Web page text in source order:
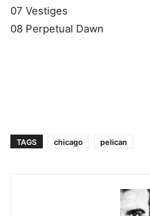
07 Vestiges
08 Perpetual Dawn
TAGS chicago pelican